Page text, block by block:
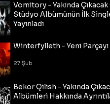
Vomitory - Yakında
Stüdyo Albümünün İlk
Yayınladı
Winterfylleth - Yeni Parçayı
27 Şub
Bekor Qilish - Yakında
Albümleri Hakkında